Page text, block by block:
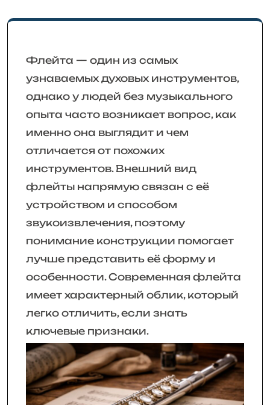
Флейта — один из самых
узнаваемых духовых инструментов,
однако у людей без музыкального
опыта часто возникает вопрос, как
именно она выглядит и чем
отличается от похожих
инструментов. Внешний вид
флейты напрямую связан с её
устройством и способом
звукоизвлечения, поэтому
понимание конструкции помогает
лучше представить её форму и
особенности. Современная флейта
имеет характерный облик, который
легко отличить, если знать
ключевые признаки.